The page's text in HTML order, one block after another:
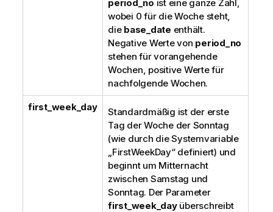
period_no ist eine ganze Zahl,
wobei 0 für die Woche steht,
die base_date enthält.
Negative Werte von period_no
stehen für vorangehende
Wochen, positive Werte für
nachfolgende Wochen.
first_week_day
Standardmäßig ist der erste
Tag der Woche der Sonntag
(wie durch die Systemvariable
„FirstWeekDay“ definiert) und
beginnt um Mitternacht
zwischen Samstag und
Sonntag. Der Parameter
first_week_dayüberschreibt